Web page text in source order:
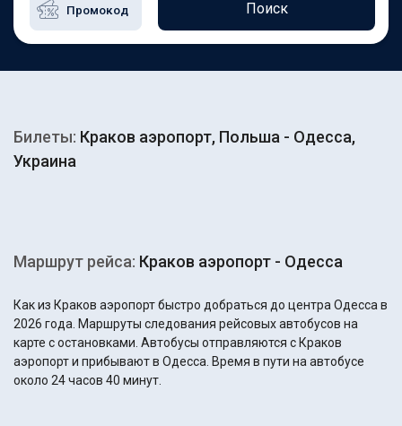
Поиск
Билеты: Краков аэропорт, Польша - Одесса,
Украина
Маршрут рейса: Краков аэропорт - Одесса
Как из Краков аэропорт быстро добраться до центра Одесса в
2026 года. Маршруты следования рейсовых автобусов на
карте с остановками. Автобусы отправляются с Краков
аэропорт и прибывают в Одесса. Время в пути на автобусе
около 24 часов 40 минут.